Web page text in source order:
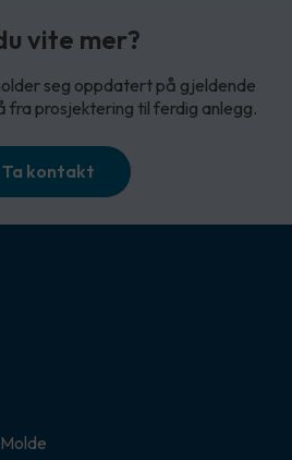
vite mer?
seg oppdatert på gjeldende
fra prosjektering til ferdig anlegg.
Ta kontakt